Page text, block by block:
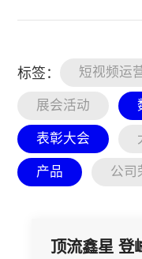
标签： 短视频运
展会活动
表彰大会
产品 公司
顶流鑫星 登